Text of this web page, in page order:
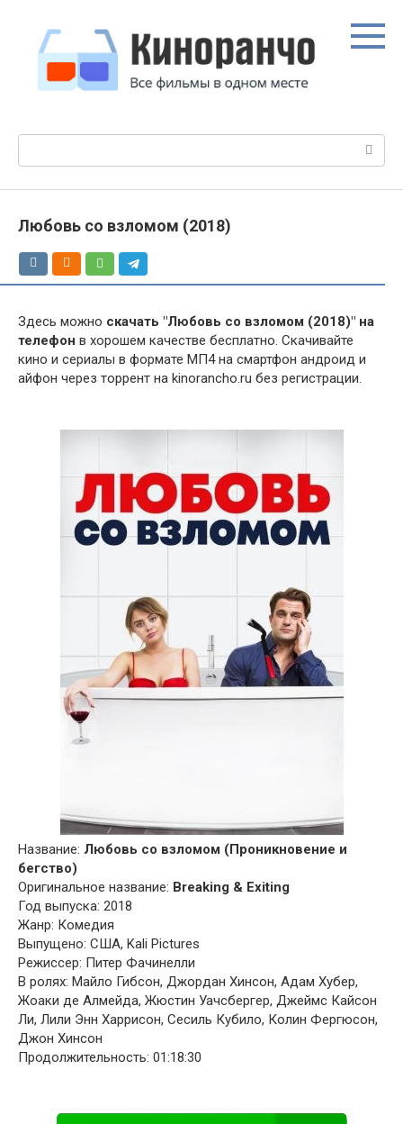
контенту
Любовь со взломом (2018)
Здесь можно скачать "Любовь со взломом (2018)" на
телефон в хорошем качестве бесплатно. Скачивайте
кино и сериалы в формате МП4 на смартфон андроид и
айфон через торрент на kinorancho.ru без регистрации.
Название: Любовь со взломом (Проникновение и
бегство)
Оригинальное название: Breaking & Exiting
Год выпуска: 2018
Жанр: Комедия
Выпущено: США, Kali Pictures
Режиссер: Питер Фачинелли
В ролях: Майло Гибсон, Джордан Хинсон, Адам Хубер,
Жоаки де Алмейда, Жюстин Уачсбергер, Джеймс Кайсон
Ли, Лили Энн Харрисон, Сесиль Кубило, Колин Фергюсон,
Джон Хинсон
Продолжительность: 01:18:30